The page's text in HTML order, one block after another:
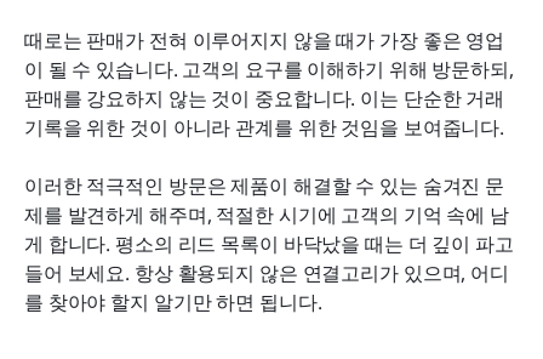
때로는 판매가 전혀 이루어지지 않을 때가 가장 좋은 영업
이 될 수 있습니다. 고객의 요구를 이해하기 위해 방문하되,
판매를 강요하지 않는 것이 중요합니다. 이는 단순한 거래
기록을 위한 것이 아니라 관계를 위한 것임을 보여줍니다.
이러한 적극적인 방문은 제품이 해결할 수 있는 숨겨진 문
제를 발견하게 해주며, 적절한 시기에 고객의 기억 속에 남
게 합니다. 평소의 리드 목록이 바닥났을 때는 더 깊이 파고
들어 보세요. 항상 활용되지 않은 연결고리가 있으며, 어디
를 찾아야 할지 알기만 하면 됩니다.